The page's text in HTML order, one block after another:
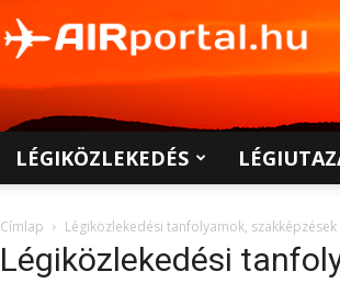
LÉGIKÖZLEKEDÉS
Címlap Légiközlekedési tanfolyamok, szakképzések
Légiközlekedési